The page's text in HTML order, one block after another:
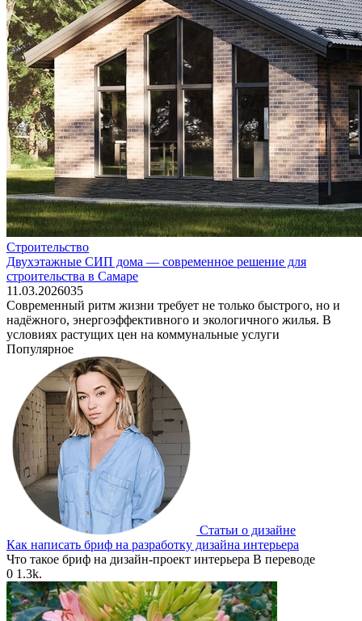
Строительство
Двухэтажные СИП дома — современное решение для
строительства в Самаре
11.03.2026035
Современный ритм жизни требует не только быстрого, но и
надёжного, энергоэффективного и экологичного жилья. В
условиях растущих цен на коммунальные услуги
Популярное
Статьи о дизайне
Как написать бриф на разработку дизайна интерьера
Что такое бриф на дизайн-проект интерьера В переводе
0 1.3k.